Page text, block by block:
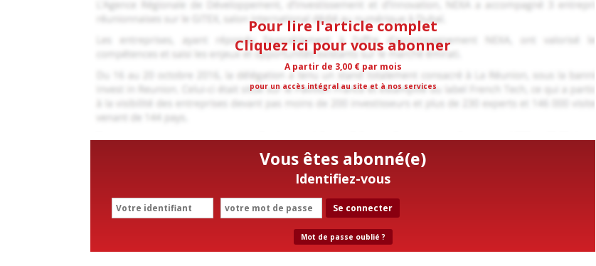
Pour lire l'article complet
Cliquez ici pour vous abonner
A partir de 3,00 € par mois
pour un accès intégral au site et à nos services
Vous êtes abonné(e)
Identifiez-vous
Se connecter
Mot de passe oublié ?